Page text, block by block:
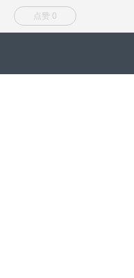
点赞 0